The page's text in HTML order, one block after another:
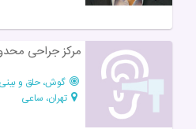
مرکز جراحی
گوش، حلق و بینی
تهران، ساعی